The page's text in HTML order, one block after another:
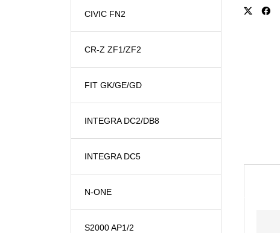
CIVIC FN2
CR-Z ZF1/ZF2
FIT GK/GE/GD
INTEGRA DC2/DB8
INTEGRA DC5
N-ONE
S2000 AP1/2